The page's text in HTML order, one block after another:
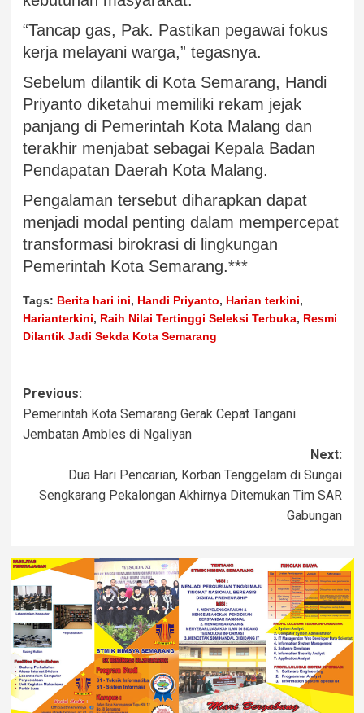
“Tancap gas, Pak. Pastikan pegawai fokus
kerja melayani warga,” tegasnya.
Sebelum dilantik di Kota Semarang, Handi
Priyanto diketahui memiliki rekam jejak
panjang di Pemerintah Kota Malang dan
terakhir menjabat sebagai Kepala Badan
Pendapatan Daerah Kota Malang.
Pengalaman tersebut diharapkan dapat
menjadi modal penting dalam mempercepat
transformasi birokrasi di lingkungan
Pemerintah Kota Semarang.***
Tags: Berita hari ini, Handi Priyanto, Harian terkini,
Harianterkini, Raih Nilai Tertinggi Seleksi Terbuka, Resmi
Dilantik Jadi Sekda Kota Semarang
Previous:
Pemerintah Kota Semarang Gerak Cepat Tangani
Jembatan Ambles di Ngaliyan
Next:
Dua Hari Pencarian, Korban Tenggelam di Sungai
Sengkarang Pekalongan Akhirnya Ditemukan Tim SAR
Gabungan